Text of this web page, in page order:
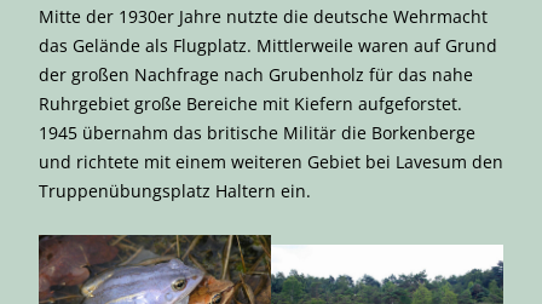
Mitte der 1930er Jahre nutzte die deutsche Wehrmacht
das Gelände als Flugplatz. Mittlerweile waren auf Grund
der großen Nachfrage nach Grubenholz für das nahe
Ruhrgebiet große Bereiche mit Kiefern aufgeforstet.
1945 übernahm das britische Militär die Borkenberge
und richtete mit einem weiteren Gebiet bei Lavesum den
Truppenübungsplatz Haltern ein.